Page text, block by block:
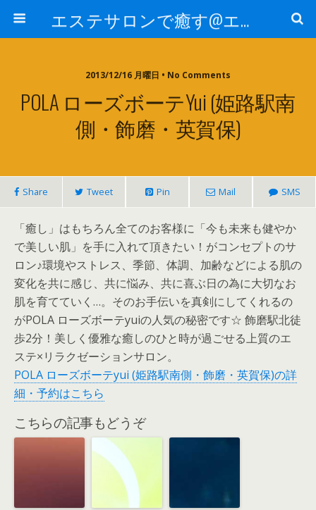
エステサロンで癒す@エステ～全国エステ情報
2013/12/16 月曜日 • No Comments
POLA ローズボーテyui (姫路駅南
側・飾磨・英賀保)
Share Tweet Pin Mail SMS
「癒し」はもちろん全てのお客様に「今も未来も健やか
で美しい肌」を手に入れて頂きたい！がコンセプトのサ
ロン♪環境やストレス、季節、体調、加齢などによる肌の
変化を共に感じ、共に悩み、共に喜ぶ日の為に大切なお
肌を育てていく…。そのお手伝いを真剣にしてくれるの
がPOLA ローズボーテyuiの人気の秘密です☆ 飾磨駅北徒
歩2分！美しく優雅な癒しのひと時が過ごせる上質のエ
ステ×リラクゼーションサロン。
POLA ローズボーテyui (姫路駅南側・飾磨・英賀保)の詳
細・予約はこちら
こちらの記事もどうぞ